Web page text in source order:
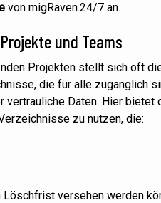
von migRaven.24/7 an.
und Teams
Projekten stellt sich oft
die für alle zugänglich
Daten. Hier bietet
zu nutzen, die:
versehen werden